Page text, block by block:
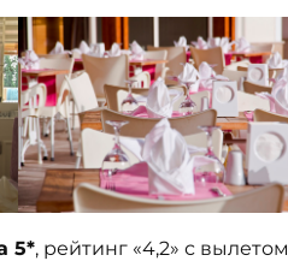
5*, рейтинг «4,2» с вылетом